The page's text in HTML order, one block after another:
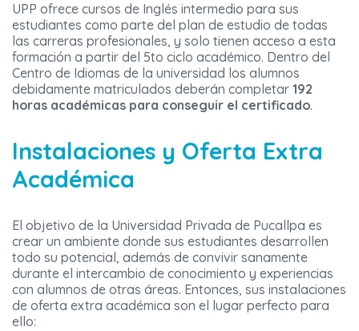
UPP ofrece cursos de Inglés intermedio para sus
estudiantes como parte del plan de estudio de todas
las carreras profesionales, y solo tienen acceso a esta
formación a partir del 5to ciclo académico. Dentro del
Centro de Idiomas de la universidad los alumnos
debidamente matriculados deberán completar 192
horas académicas para conseguir el certificado.
Instalaciones y Oferta Extra
Académica
El objetivo de la Universidad Privada de Pucallpa es
crear un ambiente donde sus estudiantes desarrollen
todo su potencial, además de convivir sanamente
durante el intercambio de conocimiento y experiencias
con alumnos de otras áreas. Entonces, sus instalaciones
de oferta extra académica son el lugar perfecto para
ello: